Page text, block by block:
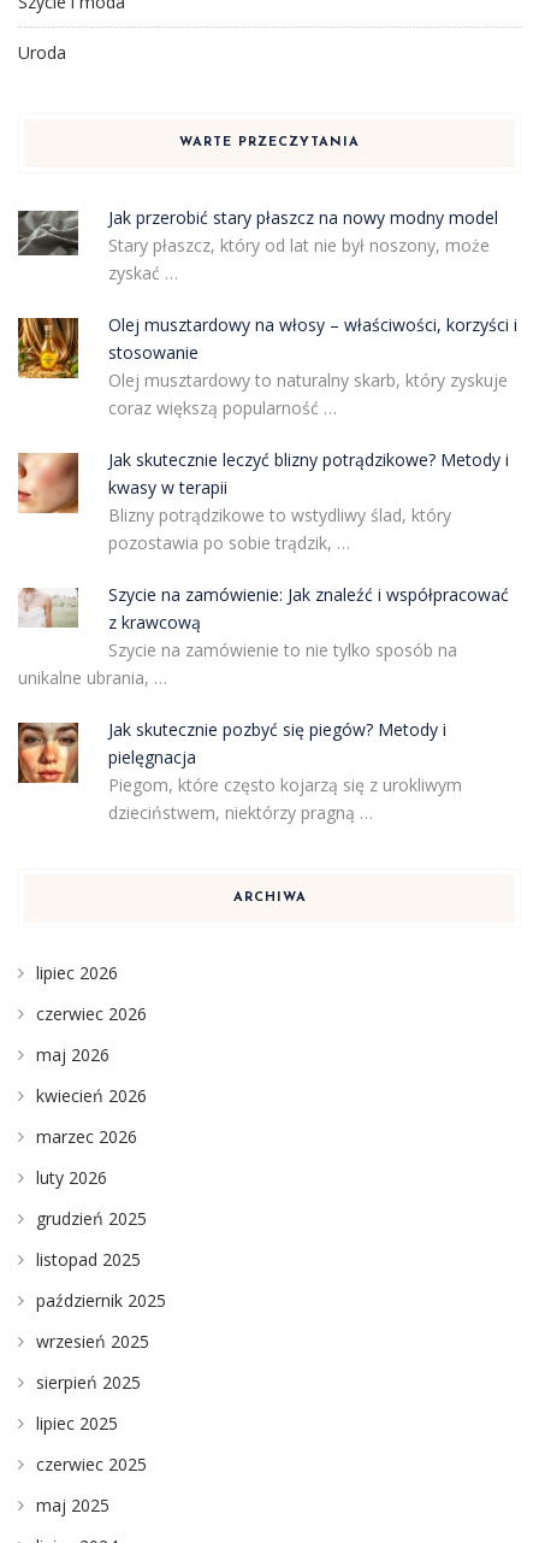
Uroda
WARTE PRZECZYTANIA
Jak przerobić stary płaszcz na nowy modny model
Stary płaszcz, który od lat nie był noszony, może
zyskać …
Olej musztardowy na włosy – właściwości, korzyści i
stosowanie
Olej musztardowy to naturalny skarb, który zyskuje
coraz większą popularność …
Jak skutecznie leczyć blizny potrądzikowe? Metody i
kwasy w terapii
Blizny potrądzikowe to wstydliwy ślad, który
pozostawia po sobie trądzik, …
Szycie na zamówienie: Jak znaleźć i współpracować
z krawcową
Szycie na zamówienie to nie tylko sposób na
unikalne ubrania, …
Jak skutecznie pozbyć się piegów? Metody i
pielęgnacja
Piegom, które często kojarzą się z urokliwym
dzieciństwem, niektórzy pragną …
ARCHIWA
lipiec 2026
czerwiec 2026
maj 2026
kwiecień 2026
marzec 2026
luty 2026
grudzień 2025
listopad 2025
październik 2025
wrzesień 2025
sierpień 2025
lipiec 2025
czerwiec 2025
maj 2025